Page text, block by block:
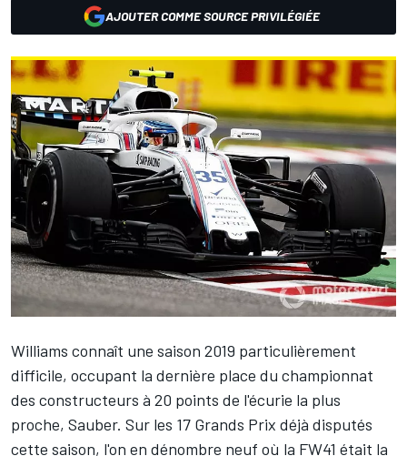
AJOUTER COMME SOURCE PRIVILÉGIÉE
Williams connaît une saison 2019 particulièrement
difficile, occupant la dernière place du championnat
des constructeurs à 20 points de l'écurie la plus
proche, Sauber. Sur les 17 Grands Prix déjà disputés
cette saison, l'on en dénombre neuf où la FW41 était la